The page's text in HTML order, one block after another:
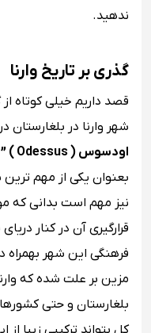
ندهید.
گذری بر تاریخ وارنا
قصد داریم خیلی کوتاه
شهر وارنا در
اودسوس ( Odessus ) ”
بعنوان یکی از مهم
نیز مهم است بدانی که
قرارگیری آن در کنار
فرهنگی این شهر بهمراه
مزین بر علت شده که
بلغارستان و حتی
کل بتواند ترکیبی زیبا